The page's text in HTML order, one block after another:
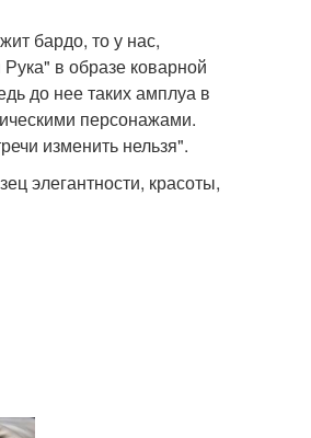
бардо, то у нас,
в образе коварной
до нее таких амплуа в
персонажами.
изменить нельзя".
элегантности, красоты,